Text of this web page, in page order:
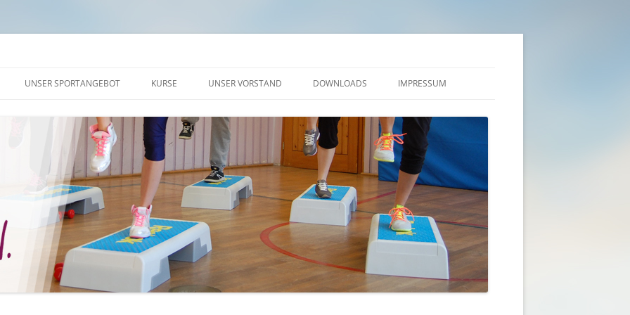
UNSER SPORTANGEBOT KURSE UNSER VORSTAND DOWNLOADS IMPRESSUM